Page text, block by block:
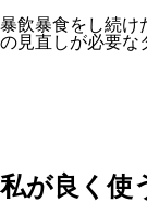
暴飲暴食をし続け
の見直しが必要な
私が良く使